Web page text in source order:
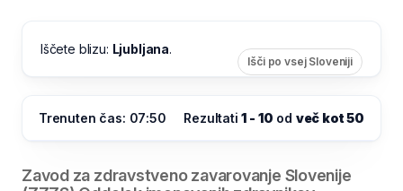
Iščete blizu: Ljubljana.
Išči po vsej Sloveniji
Trenuten čas: 07:50 Rezultati1 - 10 od več kot 50
Zavod za zdravstveno zavarovanje Slovenije